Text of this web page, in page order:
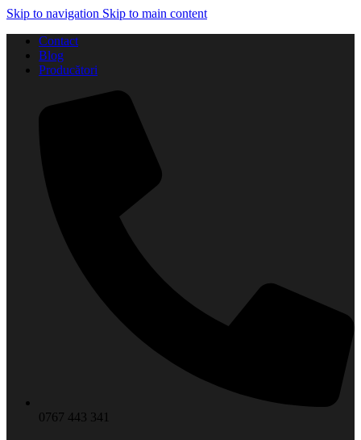
Skip to navigation Skip to main content
Contact
Blog
Producători
0767 443 341